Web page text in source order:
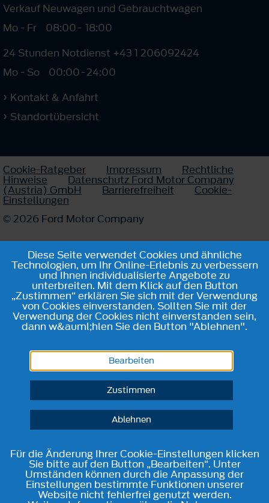
Verkauf Neuwagen und Gebrauchtwagen
Mo - Fr
08:00- 18:00
24 Stunden Notdienst +43 1 206092424
Mo - So
00:00-24:00
Kontakt & Anfahrt
Standortübersicht
Cookie-Ratgeber Impressum Rechtliche
Hinweise Datenschutz Ford Motor Company
(Austria) GmbH Barrierefreiheit Cookie-
Einstellungen
© 2026 Ford Motor Company
Diese Seite verwendet Cookies und ähnliche
Technologien, um Ihr Online-Erlebnis zu verbessern
und Ihnen individualisierte Angebote zu
unterbreiten. Mit dem Klick auf den Button
„Zustimmen“ erklären Sie sich mit der Verwendung
von Cookies einverstanden. Sollten Sie mit der
Verwendung der Cookies nicht einverstanden sein,
dann w&auml;hlen Sie den Button "Ablehnen".
Bearbeiten
Zustimmen
Ablehnen
Für die Änderung Ihrer Cookie-Einstellungen klicken
Sie bitte auf den Button „Bearbeiten“. Unter
Umständen können durch die Anpassung der
Einstellungen bestimmte Funktionen unserer
Website nicht fehlerfrei genutzt werden.